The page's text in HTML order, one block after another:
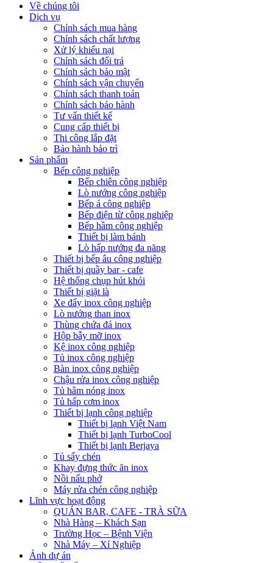
Về chúng tôi
Dịch vụ
Chính sách mua hàng
Chính sách chất lượng
Xử lý khiếu nại
Chính sách đổi trả
Chính sách bảo mật
Chính sách vận chuyển
Chính sách thanh toán
Chính sách bảo hành
Tư vấn thiết kế
Cung cấp thiết bị
Thi công lắp đặt
Bảo hành bảo trì
Sản phẩm
Bếp công nghiệp
Bếp chiên công nghiệp
Lò nướng công nghiệp
Bếp á công nghiệp
Bếp điện từ công nghiệp
Bếp hầm công nghiệp
Thiết bị làm bánh
Lò hấp nướng đa năng
Thiết bị bếp âu công nghiệp
Thiết bị quầy bar - cafe
Hệ thống chụp hút khói
Thiết bị giặt là
Xe đẩy inox công nghiệp
Lò nướng than inox
Thùng chứa đá inox
Hộp bẫy mỡ inox
Kệ inox công nghiệp
Tủ inox công nghiệp
Bàn inox công nghiệp
Chậu rửa inox công nghiệp
Tủ hâm nóng inox
Tủ hấp cơm inox
Thiết bị lạnh công nghiệp
Thiết bị lạnh Việt Nam
Thiết bị lạnh TurboCool
Thiết bị lạnh Berjaya
Tủ sấy chén
Khay đựng thức ăn inox
Nồi nấu phở
Máy rửa chén công nghiệp
Lĩnh vực hoạt động
QUÁN BAR, CAFE - TRÀ SỮA
Nhà Hàng – Khách Sạn
Trường Học – Bệnh Viện
Nhà Máy – Xí Nghiệp
Ảnh dự án